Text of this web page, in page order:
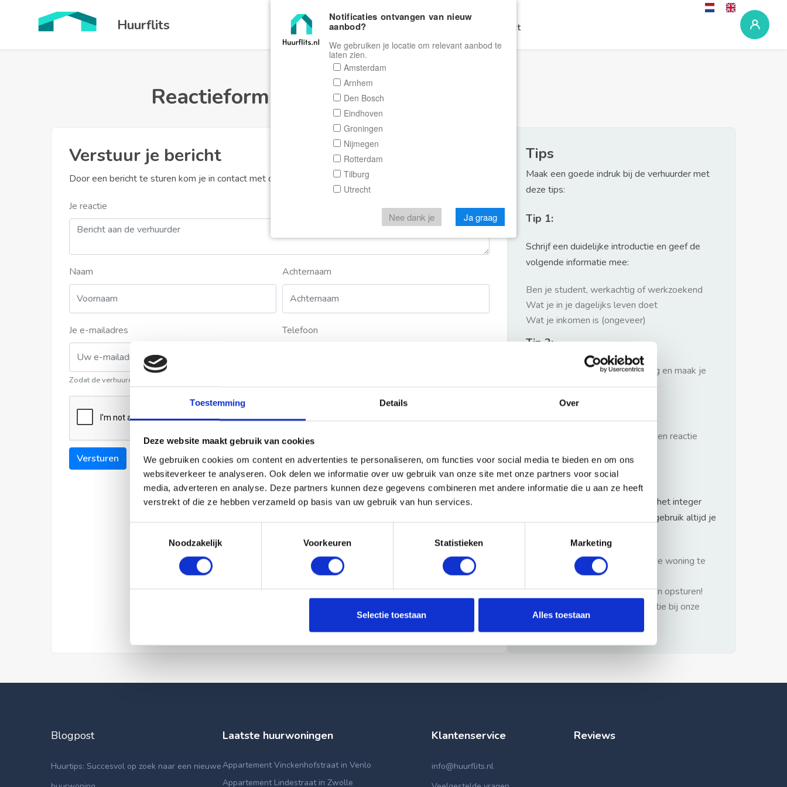
Toestemming Details Over
Deze website maakt gebruik van cookies
We gebruiken cookies om content en advertenties te personaliseren, om functies voor social media te bieden en om ons
websiteverkeer te analyseren. Ook delen we informatie over uw gebruik van onze site met onze partners voor social
media, adverteren en analyse. Deze partners kunnen deze gegevens combineren met andere informatie die u aan ze heeft
verstrekt of die ze hebben verzameld op basis van uw gebruik van hun services.
Noodzakelijk
Voorkeuren Statistieken Marketing
Selectie toestaan Alles toestaan
Huurflits Home Zoeken Contact
Reactieformulier Huurflits
Verstuur je bericht
Door een bericht te sturen kom je in contact met de aanbieder of makelaar van de woning.
Je reactie
Naam Achternaam
Je e-mailadres
Zodat de verhuurder contact met u kan opnemen
Telefoon
Versturen
Tips
Maak een goede indruk bij de verhuurder met
deze tips:
Tip 1:
Schrijf een duidelijke introductie en geef de
volgende informatie mee:
Ben je student, werkachtig of werkzoekend
Wat je in je dagelijks leven doet
Wat je inkomen is (ongeveer)
Tip 2:
Wees beleefd, niet te langdradig en maak je
verhaal kort
Wacht niet met reageren. Snel een reactie
Waarschuwing
Huurflits hecht veel waarde aan het integer
handelen van verhuurders maar gebruik altijd je
1: Nooit vooraf betalen zonder de woning te
hebben gezien.
2: Geen persoonlijke documenten opsturen!
3: Meld bij misbruik de advertentie bij onze
klantenservice.
Blogpost
Huurtips: Succesvol op zoek naar een nieuwe
Laatste huurwoningen
Appartement Vinckenhofstraat in Venlo
Appartement Lindestraat in Zwolle
Klantenservice
info@huurflits.nl
Reviews
Notificaties ontvangen van nieuw
aanbod?
We gebruiken je locatie om relevant aanbod te
laten zien.
Amsterdam
Arnhem
Den Bosch
Eindhoven
Groningen
Nijmegen
Rotterdam
Tilburg
Utrecht
Nee dank je Ja graag